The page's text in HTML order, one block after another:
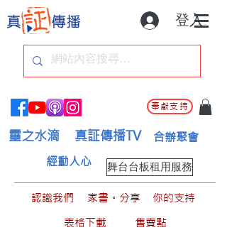
登入
奉獻支持
靈之水滴 真証傳播TV 合辦聚會
舞台台板租用服務
經動人心
認識我們 家書。分享
你的支持
表格下載
售賣點